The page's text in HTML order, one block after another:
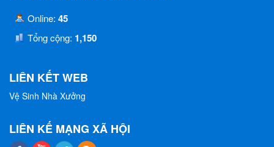
Online: 45
Tổng cộng: 1,150
LIÊN KẾT WEB
Vệ Sinh Nhà Xưởng
LIÊN KẾ MẠNG XÃ HỘI